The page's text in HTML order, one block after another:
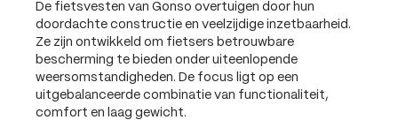
De fietsvesten van Gonso overtuigen door hun
doordachte constructie en veelzijdige inzetbaarheid.
Ze zijn ontwikkeld om fietsers betrouwbare
bescherming te bieden onder uiteenlopende
weersomstandigheden. De focus ligt op een
uitgebalanceerde combinatie van functionaliteit,
comfort en laag gewicht.